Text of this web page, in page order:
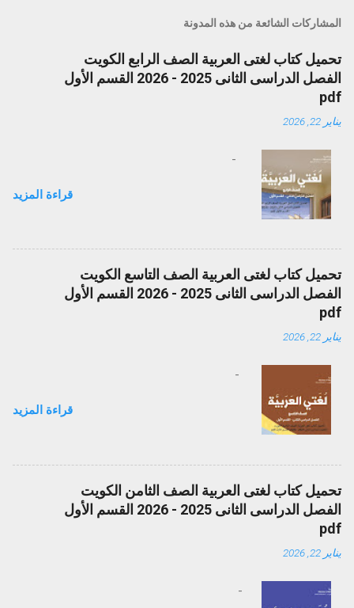
المشاركات الشائعة من هذه المدونة
تحميل كتاب لغتى العربية الصف الرابع الكويت
الفصل الدراسى الثانى 2025 - 2026 القسم الأول
pdf
يناير 22, 2026
قراءة المزيد
تحميل كتاب لغتى العربية الصف التاسع الكويت
الفصل الدراسى الثانى 2025 - 2026 القسم الأول
pdf
يناير 22, 2026
قراءة المزيد
تحميل كتاب لغتى العربية الصف الثامن الكويت
الفصل الدراسى الثانى 2025 - 2026 القسم الأول
pdf
يناير 22, 2026